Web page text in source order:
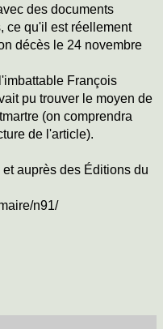
des documents
ce qu'il est réellement
décès le 24 novembre
François
pu trouver le moyen de
(on comprendra
de l'article).
auprès des Éditions du
n91/